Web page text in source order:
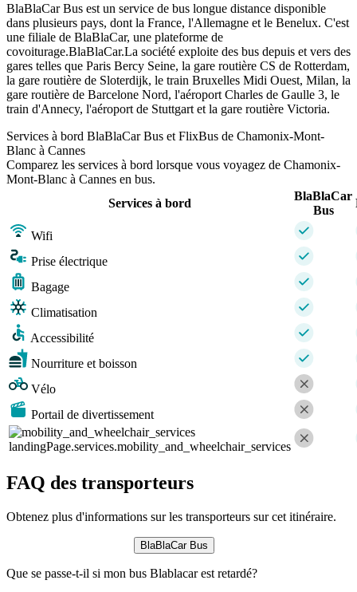
BlaBlaCar Bus est un service de bus longue distance disponible
dans plusieurs pays, dont la France, l'Allemagne et le Benelux. C'est
une filiale de BlaBlaCar, une plateforme de
covoiturage.BlaBlaCar.La société exploite des bus depuis et vers des
gares telles que Paris Bercy Seine, la gare routière CS de Rotterdam,
la gare routière de Sloterdijk, le train Bruxelles Midi Ouest, Milan, la
gare routière de Barcelone Nord, l'aéroport Charles de Gaulle 3, le
train d'Annecy, l'aéroport de Stuttgart et la gare routière Victoria.
Services à bord BlaBlaCar Bus et FlixBus de Chamonix-Mont-
Blanc à Cannes
Comparez les services à bord lorsque vous voyagez de Chamonix-
Mont-Blanc à Cannes en bus.
Services à bord
BlaBlaCar
Bus
Wifi
Prise électrique
Bagage
Climatisation
Accessibilité
Nourriture et boisson
Vélo
Portail de divertissement
landingPage.services.mobility_and_wheelchair_services
FAQ des transporteurs
Obtenez plus d'informations sur les transporteurs sur cet itinéraire.
BlaBlaCar Bus
Que se passe-t-il si mon bus Blablacar est retardé?